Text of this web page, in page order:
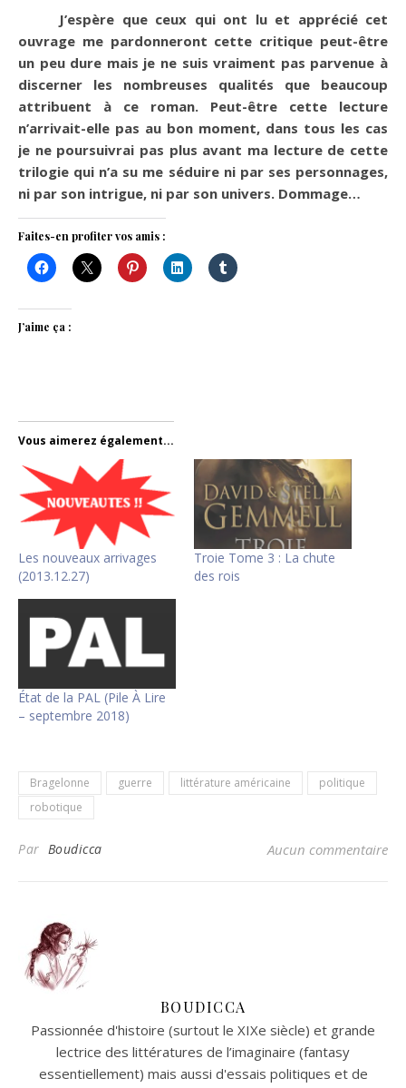
J’espère que ceux qui ont lu et apprécié cet
ouvrage me pardonneront cette critique peut-être
un peu dure mais je ne suis vraiment pas parvenue à
discerner les nombreuses qualités que beaucoup
attribuent à ce roman. Peut-être cette lecture
n’arrivait-elle pas au bon moment, dans tous les cas
je ne poursuivrai pas plus avant ma lecture de cette
trilogie qui n’a su me séduire ni par ses personnages,
ni par son intrigue, ni par son univers. Dommage…
Faites-en profiter vos amis :
J’aime ça :
Vous aimerez également...
Les nouveaux arrivages
(2013.12.27)
Troie Tome 3 : La chute
des rois
État de la PAL (Pile À Lire
– septembre 2018)
Bragelonne guerre littérature américaine
politique
robotique
Par Boudicca Aucun commentaire
BOUDICCA
Passionnée d'histoire (surtout le XIXe siècle) et grande
lectrice des littératures de l’imaginaire (fantasy
essentiellement) mais aussi d'essais politiques et de